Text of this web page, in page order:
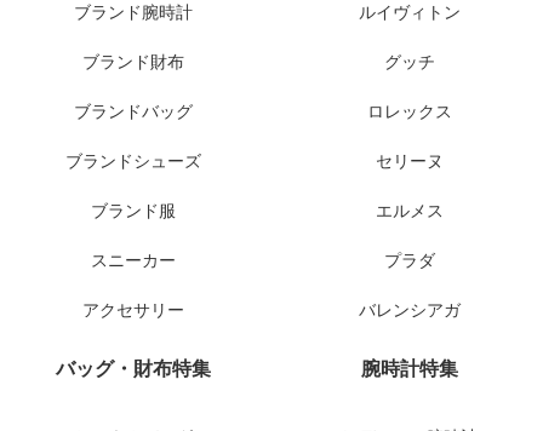
ブランド腕時計
ブランド財布
ブランドバッグ
ブランドシューズ
ブランド服
スニーカー
アクセサリー
ルイヴィトン
グッチ
ロレックス
セリーヌ
エルメス
プラダ
バレンシアガ
バッグ・財布特集 腕時計特集